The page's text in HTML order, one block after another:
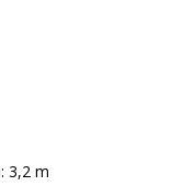
3,2 m